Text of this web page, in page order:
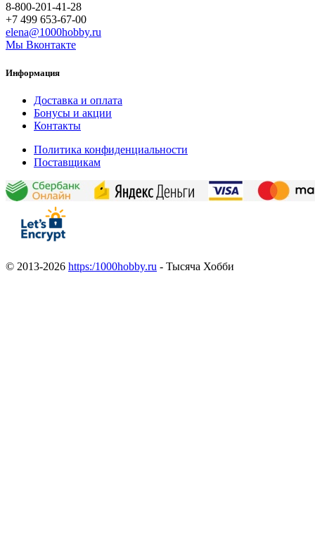
8-800-201-41-28
+7 499 653-67-00
elena@1000hobby.ru
Мы Вконтакте
Информация
Доставка и оплата
Бонусы и акции
Контакты
Политика конфиденциальности
Поставщикам
© 2013-2026 https:/1000hobby.ru - Тысяча Хобби